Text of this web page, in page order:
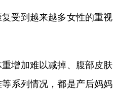
受到越来越多女性的重
增加难以减掉、腹部皮
系列情况，都是产后妈